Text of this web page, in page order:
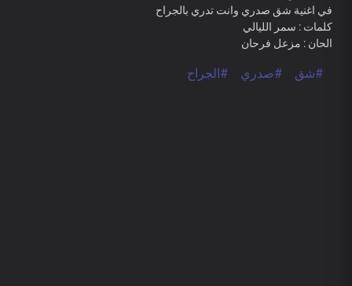
في اغنية شق صدري وانت تدري بالجراح
كلمات : سمر الليالي
الحان : مزعل فرحان
#شق #صدري #الجراح